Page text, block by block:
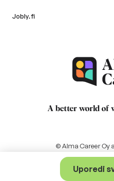
Uporedi
Jobly.fi
A better world of
© Alma Career Oy